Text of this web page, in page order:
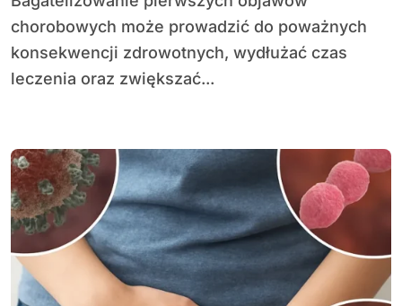
chorobowych może prowadzić do poważnych
konsekwencji zdrowotnych, wydłużać czas
leczenia oraz zwiększać...